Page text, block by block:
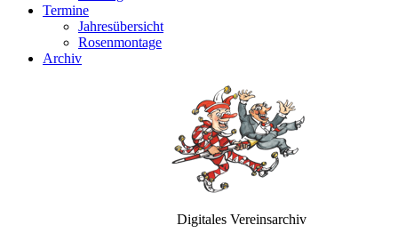
Termine
Jahresübersicht
Rosenmontage
Archiv
Digitales Vereinsarchiv